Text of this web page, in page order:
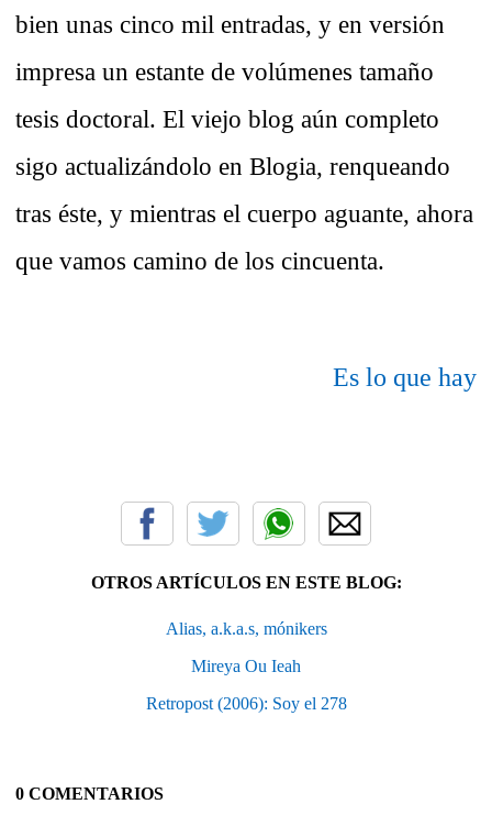
bien unas cinco mil entradas, y en versión
impresa un estante de volúmenes tamaño
tesis doctoral. El viejo blog aún completo
sigo actualizándolo en Blogia, renqueando
tras éste, y mientras el cuerpo aguante, ahora
que vamos camino de los cincuenta.
Es lo que hay
OTROS ARTÍCULOS EN ESTE BLOG:
Alias, a.k.a.s, mónikers
Mireya Ou Ieah
Retropost (2006): Soy el 278
0 COMENTARIOS